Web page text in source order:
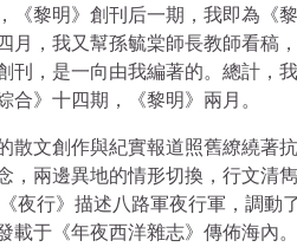
《黎明》創刊后一期，我即為《
月，我又幫孫毓棠師長教師看稿
刊，是一向由我編著的。總計
合》十四期，《黎明》兩月。
散文創作與紀實報道照舊繚繞著
，兩邊異地的情形切換，行文清
夜行》描述八路軍夜行軍，調動
載于《年夜西洋雜志》傳佈海內。